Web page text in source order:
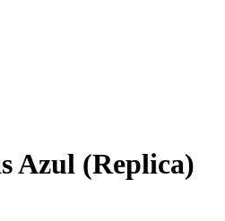
Azul (Replica)